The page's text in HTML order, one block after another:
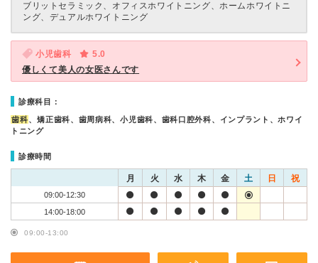
ブリットセラミック、オフィスホワイトニング、ホームホワイトニ
ング、デュアルホワイトニング
小児歯科
5.0
優しくて美人の女医さんです
診療科目：
歯科、矯正歯科、歯周病科、小児歯科、歯科口腔外科、インプラント、ホワイ
トニング
診療時間
月 火 水 木 金 土 日 祝
09:00-12:30
14:00-18:00
09:00-13:00